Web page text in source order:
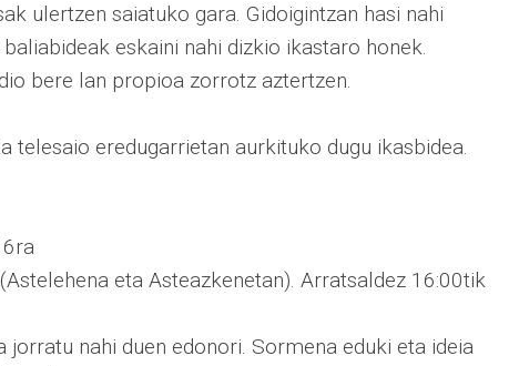
ulertzen saiatuko gara. Gidoigintzan hasi nahi
eskaini nahi dizkio ikastaro honek.
bere lan propioa zorrotz aztertzen.
telesaio eredugarrietan aurkituko dugu ikasbidea.
eta Asteazkenetan). Arratsaldez 16:00tik
jorratu nahi duen edonori. Sormena eduki eta ideia